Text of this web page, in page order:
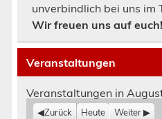
unverbindlich bei uns im
Wir freuen uns auf euch!
Veranstaltungen
Veranstaltungen in
Zurück Heute Weiter